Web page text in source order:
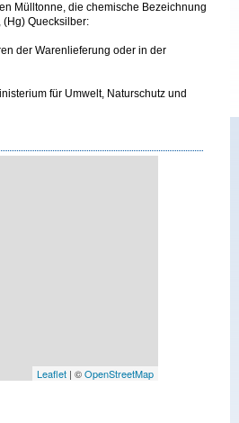
Mülltonne, die chemische Bezeichnung
Quecksilber:
der Warenlieferung oder in der
für Umwelt, Naturschutz und
Leaflet | ©OpenStreetMap